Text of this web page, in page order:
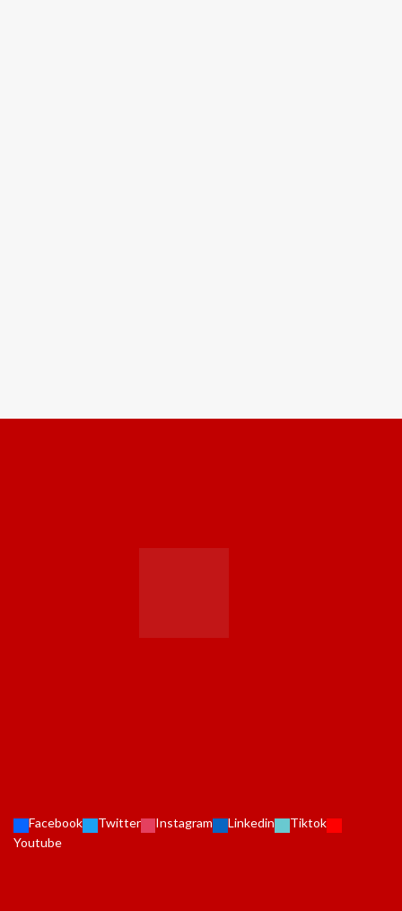
Facebook Twitter Instagram Linkedin
Tiktok
Youtube